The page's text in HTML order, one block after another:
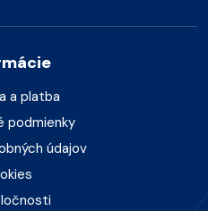
a platba
podmienky
údajov